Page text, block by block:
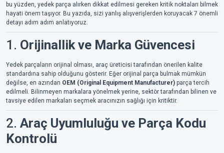
bu yüzden, yedek parça alırken dikkat edilmesi gereken kritik noktaları bilmek
hayati önem taşıyor. Bu yazıda, sizi yanlış alışverişlerden koruyacak 7 önemli
detayı adım adım anlatıyoruz.
1. Orijinallik ve Marka Güvencesi
Yedek parçaların orijinal olması, araç üreticisi tarafından önerilen kalite
standardına sahip olduğunu gösterir. Eğer orijinal parça bulmak mümkün
değilse, en azından OEM (Original Equipment Manufacturer) parça tercih
edilmeli. Bilinmeyen markalara yönelmek yerine, sektör tarafından bilinen ve
tavsiye edilen markaları seçmek aracınızın sağlığı için kritiktir.
2. Araç Uyumluluğu ve Parça Kodu
Kontrolü